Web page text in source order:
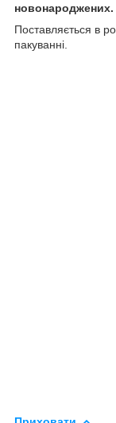
новонароджених.
Поставляється в
пакуванні.